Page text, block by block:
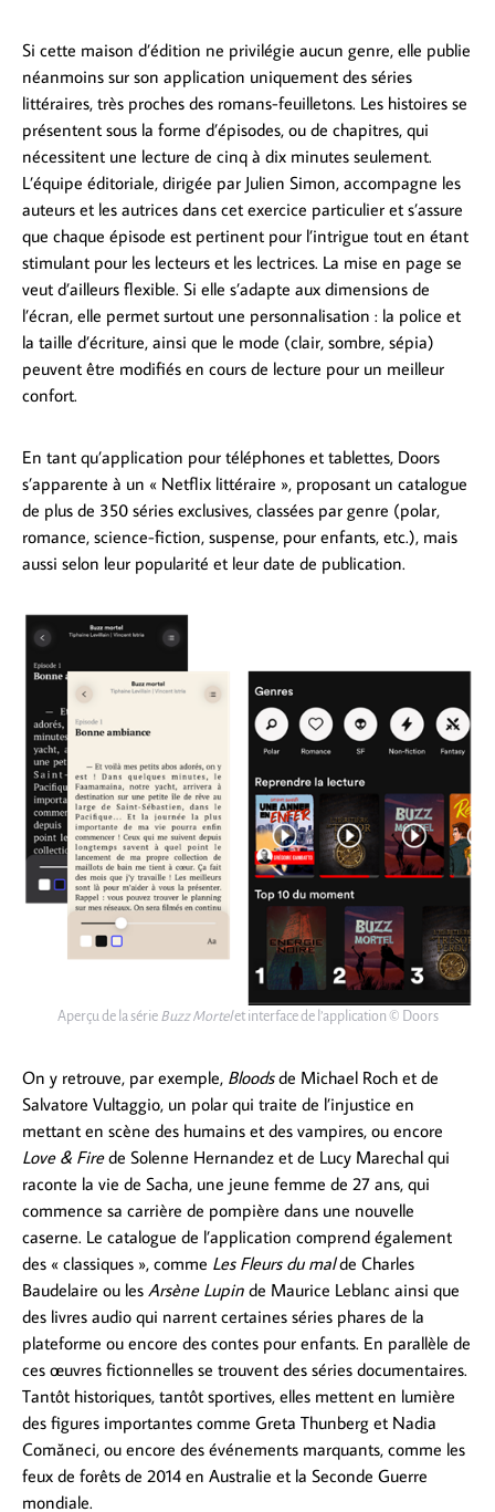
Si cette maison d’édition ne privilégie aucun genre, elle publie
néanmoins sur son application uniquement des séries
littéraires, très proches des romans-feuilletons. Les histoires se
présentent sous la forme d’épisodes, ou de chapitres, qui
nécessitent une lecture de cinq à dix minutes seulement.
L’équipe éditoriale, dirigée par Julien Simon, accompagne les
auteurs et les autrices dans cet exercice particulier et s’assure
que chaque épisode est pertinent pour l’intrigue tout en étant
stimulant pour les lecteurs et les lectrices. La mise en page se
veut d’ailleurs flexible. Si elle s’adapte aux dimensions de
l’écran, elle permet surtout une personnalisation : la police et
la taille d’écriture, ainsi que le mode (clair, sombre, sépia)
peuvent être modifiés en cours de lecture pour un meilleur
confort.
En tant qu’application pour téléphones et tablettes, Doors
s’apparente à un « Netflix littéraire », proposant un catalogue
de plus de 350 séries exclusives, classées par genre (polar,
romance, science-fiction, suspense, pour enfants, etc.), mais
aussi selon leur popularité et leur date de publication.
Aperçu de la série Buzz Mortelet interface de l’application © Doors
On y retrouve, par exemple, Bloodsde Michael Roch et de
Salvatore Vultaggio, un polar qui traite de l’injustice en
mettant en scène des humains et des vampires, ou encore
Love & Firede Solenne Hernandez et de Lucy Marechal qui
raconte la vie de Sacha, une jeune femme de 27 ans, qui
commence sa carrière de pompière dans une nouvelle
caserne. Le catalogue de l’application comprend également
des « classiques », comme Les Fleurs du malde Charles
Baudelaire ou les Arsène Lupin de Maurice Leblanc ainsi que
des livres audio qui narrent certaines séries phares de la
plateforme ou encore des contes pour enfants. En parallèle de
ces œuvres fictionnelles se trouvent des séries documentaires.
Tantôt historiques, tantôt sportives, elles mettent en lumière
des figures importantes comme Greta Thunberg et Nadia
Comăneci, ou encore des événements marquants, comme les
feux de forêts de 2014 en Australie et la Seconde Guerre
mondiale.